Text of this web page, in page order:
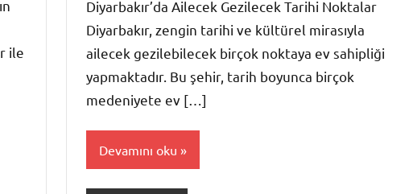
ile
Diyarbakır’da Ailecek Gezilecek Tarihi Noktalar
Diyarbakır, zengin tarihi ve kültürel mirasıyla
ailecek gezilebilecek birçok noktaya ev sahipliği
yapmaktadır. Bu şehir, tarih boyunca birçok
medeniyete ev […]
Devamını oku